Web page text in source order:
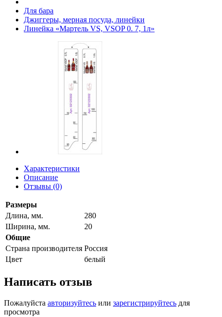
Для бара
Джиггеры, мерная посуда, линейки
Линейка «Мартель VS, VSOP 0. 7, 1л»
Характеристики
Описание
Отзывы (0)
Размеры
Длина, мм.
280
Ширина, мм.
20
Общие
Страна производителя Россия
Цвет
белый
Написать отзыв
Пожалуйста авторизуйтесь или зарегистрируйтесь для
просмотра